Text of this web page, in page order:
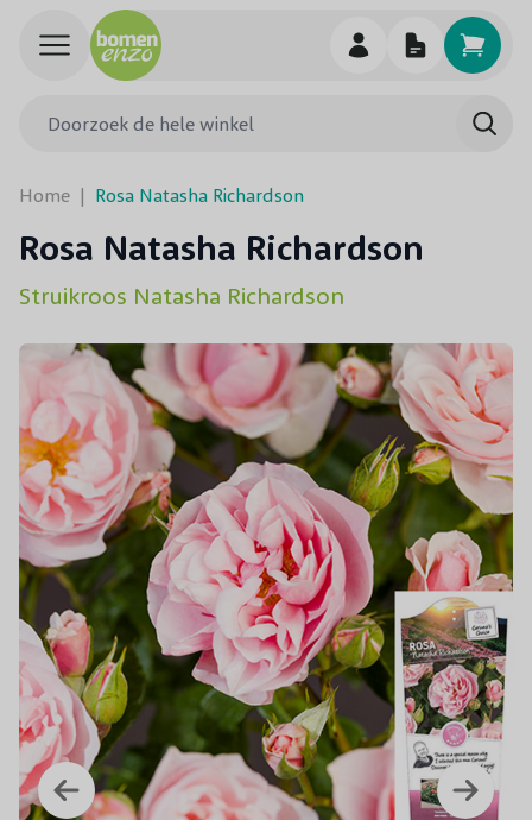
Ga naar de inhoud
Home | Rosa Natasha Richardson
Rosa Natasha Richardson
Struikroos Natasha Richardson